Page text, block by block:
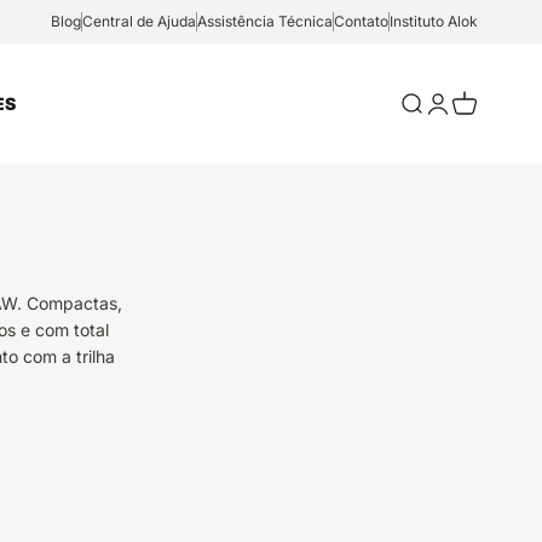
BlogCentral de AjudaAssistência TécnicaContatoInstituto Alok
Abrir pesquisa
AbrirAbrir
Compactas,
e com total
com a trilha